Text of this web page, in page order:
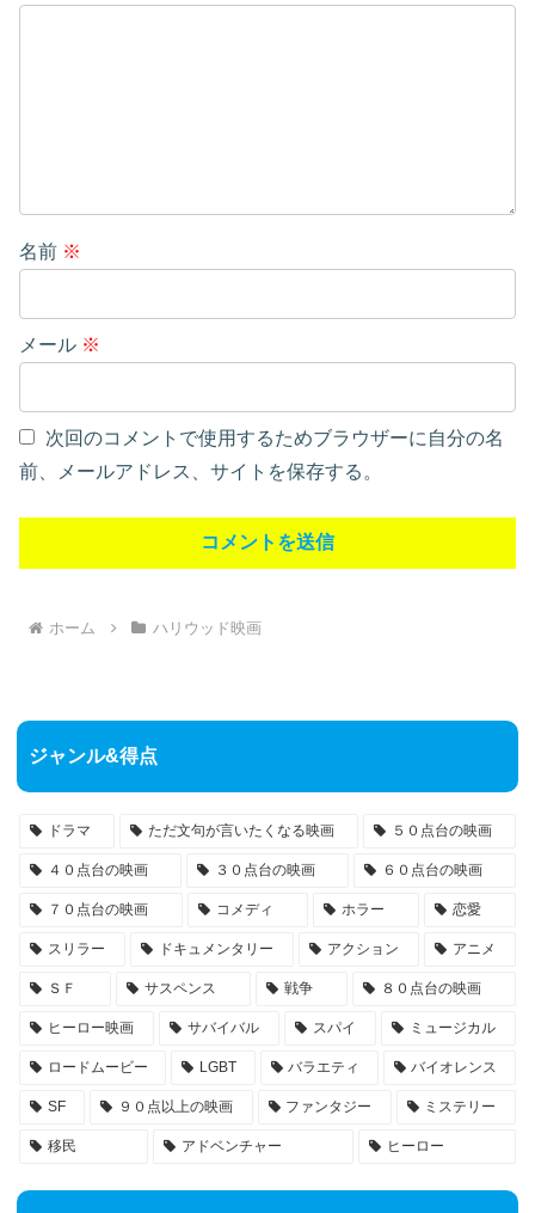
名前 ※
メール ※
次回のコメントで使用するためブラウザーに自分の名
前、メールアドレス、サイトを保存する。
ホーム ハリウッド映画
ジャンル&得点
ドラマ ただ文句が言いたくなる映画 ５０点台の映画
４０点台の映画 ３０点台の映画 ６０点台の映画
７０点台の映画 コメディ ホラー 恋愛
スリラー ドキュメンタリー アクション アニメ
ＳＦ サスペンス 戦争 ８０点台の映画
ヒーロー映画 サバイバル スパイ ミュージカル
ロードムービー LGBT バラエティ バイオレンス
SF ９０点以上の映画 ファンタジー ミステリー
移民 アドベンチャー ヒーロー